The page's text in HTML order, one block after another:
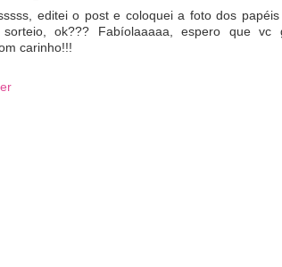
editei o post e coloquei a foto dos papéis
sorteio, ok??? Fabíolaaaaa, espero que vc
carinho!!!